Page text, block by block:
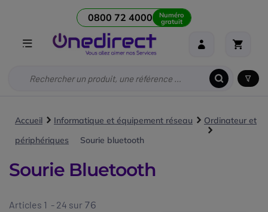
0800 72 4000 Numéro
gratuit
Accueil Informatique et équipement réseau
Ordinateur et
périphériques
Sourie bluetooth
Sourie Bluetooth
Articles 1 - 24 sur 76